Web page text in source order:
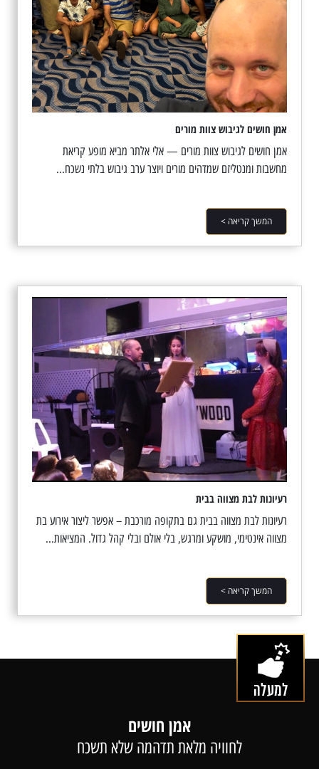
אמן חושים לגיבוש צוות מורים
אמן חושים לגיבוש צוות מורים — אלי אלתר מביא מופע קריאת
מחשבות ומנטליזם שמדהים מורים ויוצר ערב גיבוש בלתי נשכח...
המשך קריאה >
רעיונות לבת מצווה בבית
רעיונות לבת מצווה בבית גם בתקופה מורכבת – אפשר ליצור אירוע בת
מצווה אינטימי, מושקע ומרגש, בלי אולם ובלי קהל גדול. המציאות...
המשך קריאה >
אמן חושים
לחוויה מלאת תדהמה שלא תשכח